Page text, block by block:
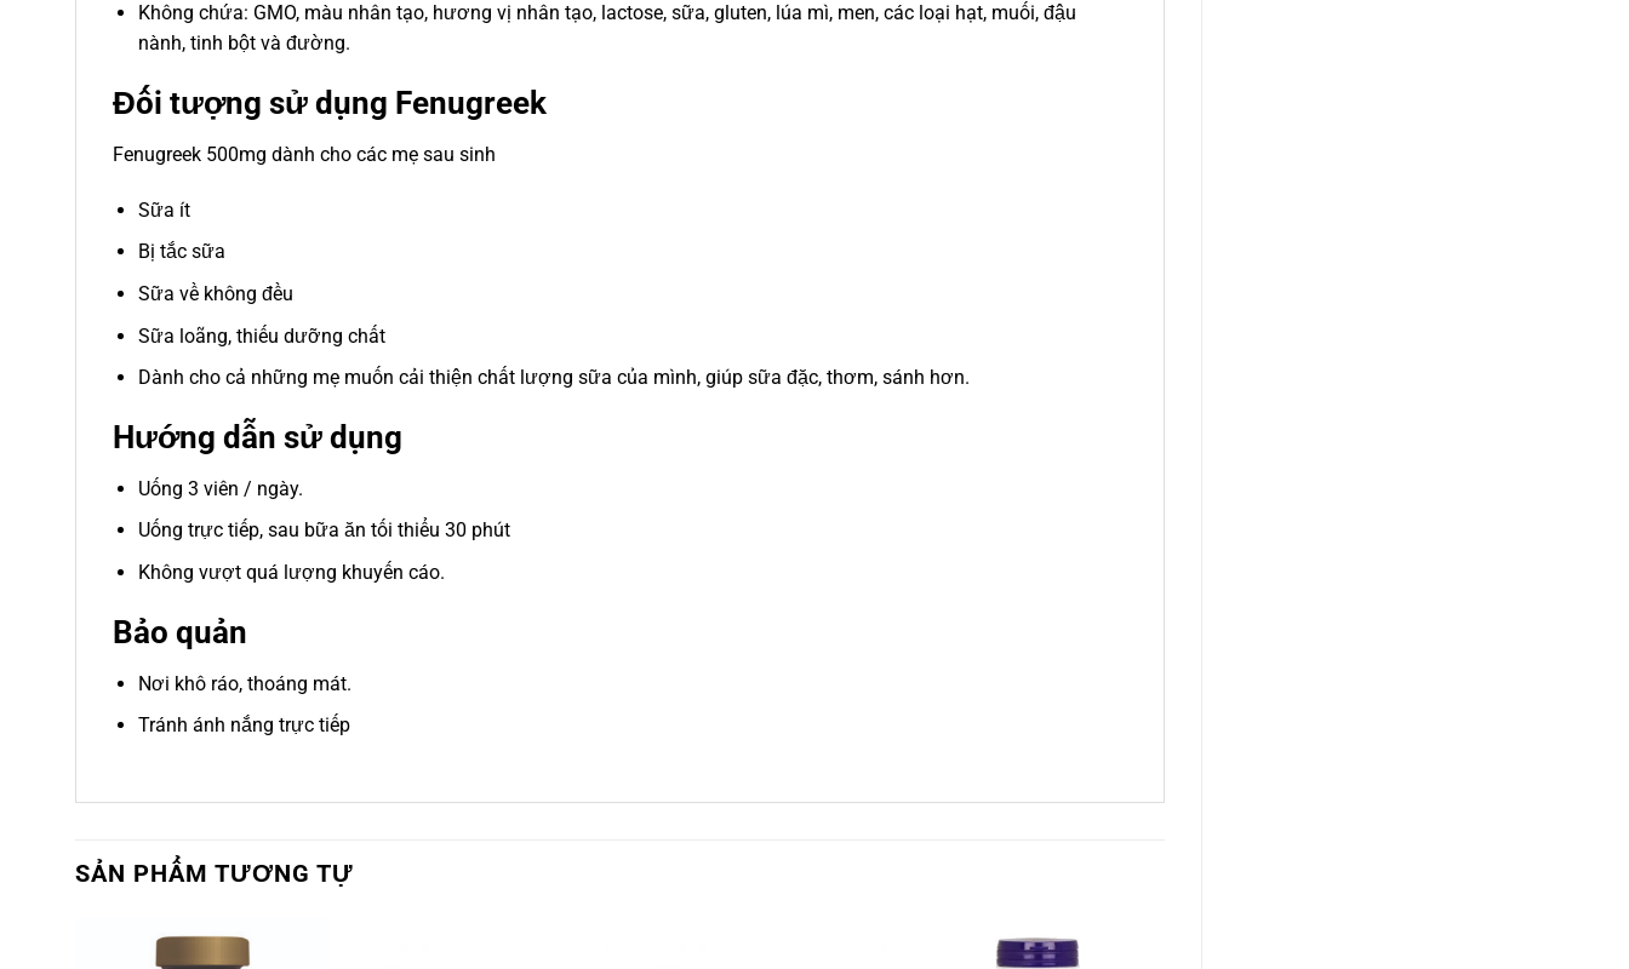
Không chứa: GMO, màu nhân tạo, hương vị nhân tạo, lactose, sữa, gluten, lúa mì, men, các loại hạt, muối, đậu
nành, tinh bột và đường.
Đối tượng sử dụng Fenugreek
Fenugreek 500mg dành cho các mẹ sau sinh
Sữa ít
Bị tắc sữa
Sữa về không đều
Sữa loãng, thiếu dưỡng chất
Dành cho cả những mẹ muốn cải thiện chất lượng sữa của mình, giúp sữa đặc, thơm, sánh hơn.
Hướng dẫn sử dụng
Uống 3 viên / ngày.
Uống trực tiếp, sau bữa ăn tối thiểu 30 phút
Không vượt quá lượng khuyến cáo.
Bảo quản
Nơi khô ráo, thoáng mát.
Tránh ánh nắng trực tiếp
SẢN PHẨM TƯƠNG TỰ